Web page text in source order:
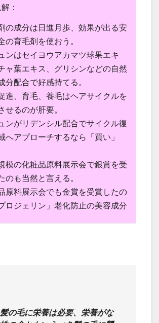
：
の成分は日進月歩、効果が出る安
の育毛剤を使おう。
ンはセイヨウアカマツ球果エキ
ャ葉エキス、グリシンなどの自然
分配合で好感持てる。
進、育毛、養毛はヘアサイクルを
せるのが肝要。
ンがリデンシル配合でサイクル復
へアプローチするなら「買い」
模の化粧品原料展示会で銀賞を受
のも当然と言える。
原料展示会でも金賞を受賞したの
ロジェリン」老化防止の美容成分
の毛に栄養は必要、栄養がな